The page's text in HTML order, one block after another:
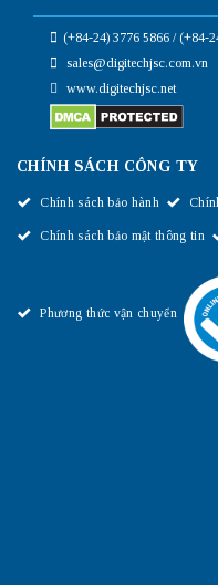
(+84-24) 3776 5866 / (+84-
sales@digitechjsc.com.vn
www.digitechjsc.net
CHÍNH SÁCH CÔNG TY
Chính sách bảo hành
Chính sách bảo mật thông tin
Phương thức vận chuyển